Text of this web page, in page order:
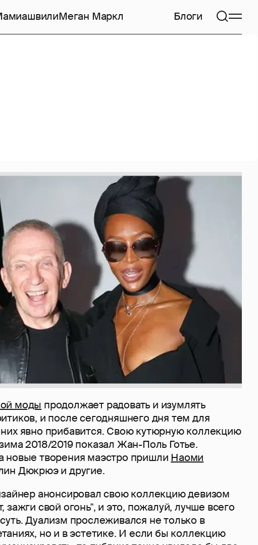
Меган Маркл Блоги
моды продолжает радовать и изумлять
и после сегодняшнего дня тем для
явно прибавится. Свою кутюрную коллекцию
2018/2019 показал Жан-Поль Готье.
новые творения маэстро пришли Наоми
Дюкрюэ и другие.
анонсировал свою коллекцию девизом
зажги свой огонь", и это, пожалуй, лучше всего
Дуализм прослеживался не только в
но и в эстетике. И если бы коллекцию